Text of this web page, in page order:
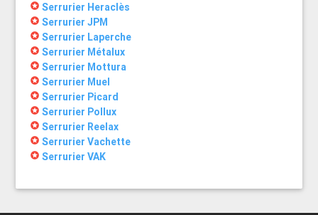
stars Serrurier Heraclès
stars Serrurier JPM
stars Serrurier Laperche
stars Serrurier Métalux
stars Serrurier Mottura
stars Serrurier Muel
stars Serrurier Picard
stars Serrurier Pollux
stars Serrurier Reelax
stars Serrurier Vachette
stars Serrurier VAK